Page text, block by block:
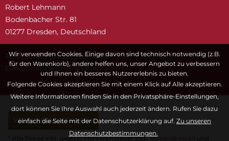
Robert Lehmann
Bodenbacher Str. 81
01277 Dresden, Deutschland
Telefon: +49 (0) 351 205 6447
E-Mail:
moc.etneibma-t
snuk@ofni
VERTRAG WIDERRUFEN
* Alle Preise inkl. gesetzl. Mehrwertsteuer zzgl.Versandkosten und
Wir verwenden Cookies. Einige davon sind technisch notwendig (z.B.
für den Warenkorb), andere helfen uns, unser Angebot zu verbessern
und Ihnen ein besseres Nutzererlebnis zu bieten.
Folgende Cookies akzeptieren Sie mit einem Klick auf Alle akzeptieren.
Weitere Informationen finden Sie in den Privatsphäre-Einstellungen,
dort können Sie Ihre Auswahl auch jederzeit ändern. Rufen Sie dazu
einfach die Seite mit der Datenschutzerklärung auf. Zu unseren
Datenschutzbestimmungen.